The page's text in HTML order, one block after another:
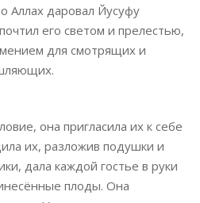
Аллах даровал Йусуфу
его светом и прелестью,
для смотрящих и
она пригласила их к себе
их, разложив подушки и
дала каждой гостье в руки
плоды. Она